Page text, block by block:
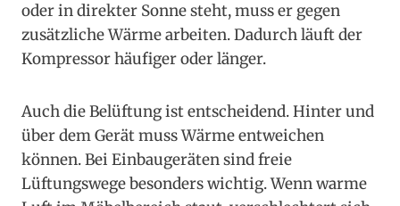
oder in direkter Sonne steht, muss er gegen
zusätzliche Wärme arbeiten. Dadurch läuft der
Kompressor häufiger oder länger.
Auch die Belüftung ist entscheidend. Hinter und
über dem Gerät muss Wärme entweichen
können. Bei Einbaugeräten sind freie
Lüftungswege besonders wichtig. Wenn warme